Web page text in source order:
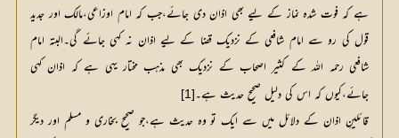
ہے کہ فوت شدہ نماز کے لیے بھی اذان دی جائے،جب کہ امام اوزاعی،مالک اور جدید
قول کی رو سے امام شافعی کے نزدیک قضا کے لیے اذان نہ کہی جائے گی۔البتہ امام
شافعی رحمہ اللہ کے کثیر اصحاب کے نزدیک بھی مذہب مختار یہی ہے کہ اذان کہی
جائے،کیوں کہ اس کی دلیل صحیح حدیث ہے۔[1]
قائلینِ اذان کے دلائل میں سے ایک تو وہ حدیث ہے،جو صحیح بخاری و مسلم اور دیگر